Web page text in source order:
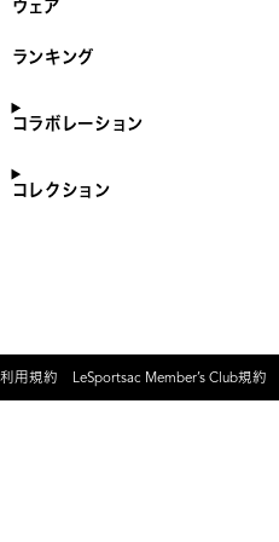
ウェア
ランキング
コラボレーション
コレクション
利用規約 LeSportsac Member’s Club規約